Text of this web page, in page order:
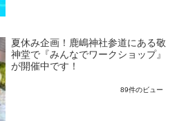
夏休み企画！鹿嶋神社参道にある敬
神堂で『みんなでワークショップ』
が開催中です！
89件のビュー